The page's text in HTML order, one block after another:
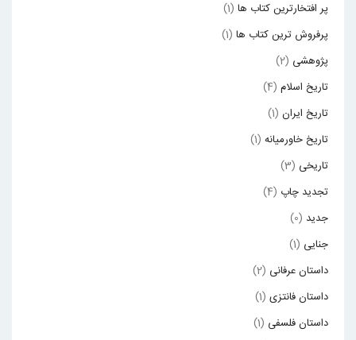
پر افتخارترین کتاب ها (1)
پرفروش ترین کتاب ها (1)
پژوهشی (2)
تاریخ اسلام (4)
تاریخ ایران (1)
تاریخ خاورمیانه (1)
تاریخی (3)
تجدید چاپ (4)
جدید (0)
جنایی (1)
داستان عرفانی (2)
داستان فانتزی (1)
داستان فلسفی (1)